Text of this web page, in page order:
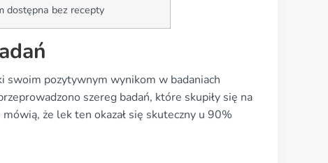
dostępna bez recepty
swoim pozytywnym wynikom w badaniach
szereg badań, które skupiły się na
że lek ten okazał się skuteczny u 90%